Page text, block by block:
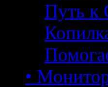
Путь к
•